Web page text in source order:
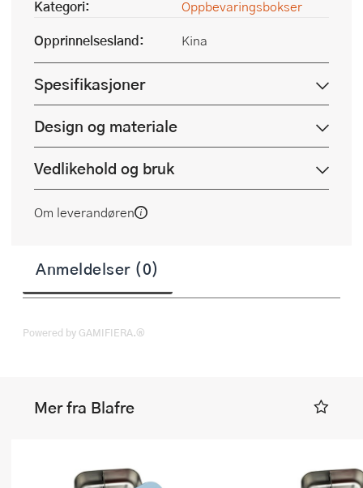
Kategori:
Oppbevaringsbokser
Opprinnelsesland:
Kina
Spesifikasjoner
Design og materiale
Vedlikehold og bruk
Om leverandøren
Anmeldelser (0)
Powered by GAMIFIERA.®
Mer fra Blafre